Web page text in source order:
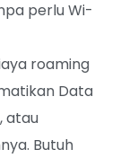
perlu Wi-
roaming
Data
atau
Butuh